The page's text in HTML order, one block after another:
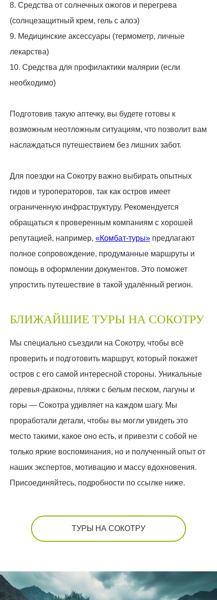
8. Средства от солнечных ожогов и перегрева
(солнцезащитный крем, гель с алоэ)
9. Медицинские аксессуары (термометр, личные
лекарства)
10. Средства для профилактики малярии (если
необходимо)
Подготовив такую аптечку, вы будете готовы к
возможным неотложным ситуациям, что позволит вам
наслаждаться путешествием без лишних забот.
Для поездки на Сокотру важно выбирать опытных
гидов и туроператоров, так как остров имеет
ограниченную инфраструктуру. Рекомендуется
обращаться к проверенным компаниям с хорошей
репутацией, например, «Комбат-туры» предлагают
полное сопровождение, продуманные маршруты и
помощь в оформлении документов. Это поможет
упростить путешествие в такой удалённый регион.
БЛИЖАЙШИЕ ТУРЫ НА СОКОТРУ
Мы специально съездили на Сокотру, чтобы всё
проверить и подготовить маршрут, который покажет
остров с его самой интересной стороны. Уникальные
деревья-драконы, пляжи с белым песком, лагуны и
горы — Сокотра удивляет на каждом шагу. Мы
проработали детали, чтобы вы могли увидеть это
место такими, какое оно есть, и привезти с собой не
только яркие воспоминания, но и полученный опыт от
наших экспертов, мотивацию и массу вдохновения.
Присоединяйтесь, подробности по ссылке ниже.
ТУРЫ НА СОКОТРУ